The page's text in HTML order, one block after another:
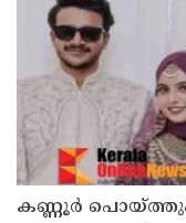
കണ്ണൂർ